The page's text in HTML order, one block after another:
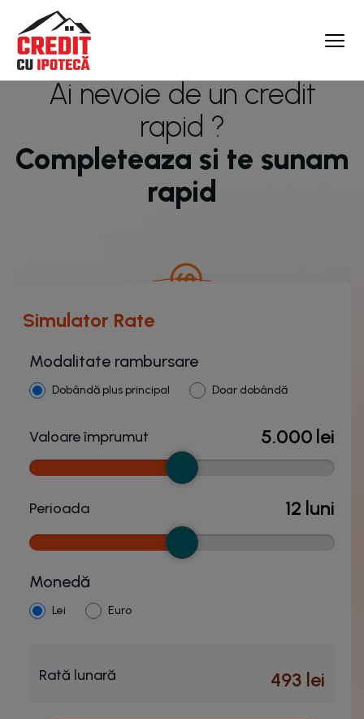
Ai nevoie de un credit
rapid ?
Completeaza si te sunam
rapid
Simulator Rate
Modalitate rambursare
Dobândă plus principal Doar dobândă
Valoare împrumut 5.000 lei
Perioada 12 luni
Monedă
Lei Euro
Rată lunară 493 lei